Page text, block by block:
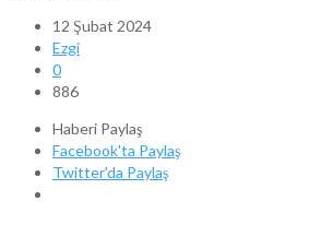
12 Şubat 2024
Ezgi
0
886
Haberi Paylaş
Facebook'ta Paylaş
Twitter'da Paylaş